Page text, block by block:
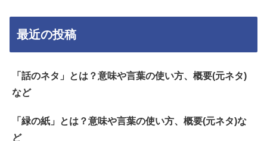
最近の投稿
「話のネタ」とは？意味や言葉の使い方、概要(元ネタ)
など
「緑の紙」とは？意味や言葉の使い方、概要(元ネタ)な
ど